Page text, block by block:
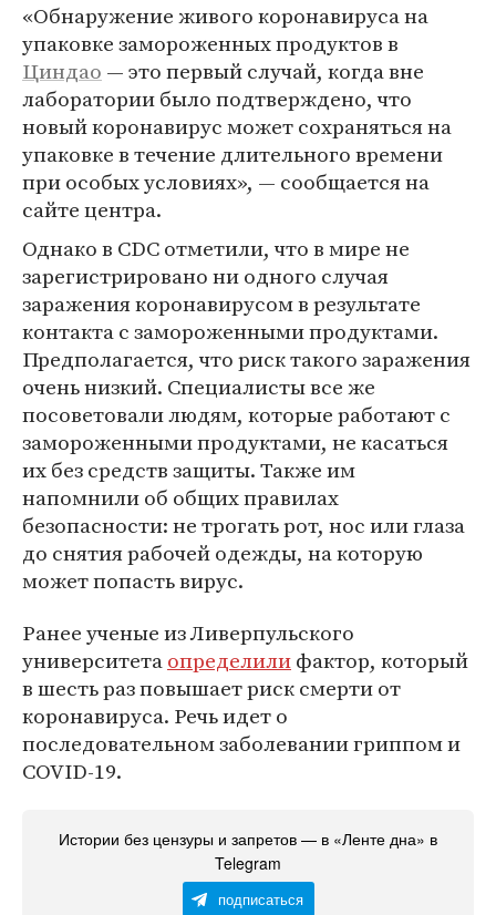
«Обнаружение живого коронавируса на
упаковке замороженных продуктов в
Циндао — это первый случай, когда вне
лаборатории было подтверждено, что
новый коронавирус может сохраняться на
упаковке в течение длительного времени
при особых условиях», — сообщается на
сайте центра.
Однако в CDC отметили, что в мире не
зарегистрировано ни одного случая
заражения коронавирусом в результате
контакта с замороженными продуктами.
Предполагается, что риск такого заражения
очень низкий. Специалисты все же
посоветовали людям, которые работают с
замороженными продуктами, не касаться
их без средств защиты. Также им
напомнили об общих правилах
безопасности: не трогать рот, нос или глаза
до снятия рабочей одежды, на которую
может попасть вирус.
Ранее ученые из Ливерпульского
университетаопределилифактор, который
в шесть раз повышает риск смерти от
коронавируса. Речь идет о
последовательном заболевании гриппом и
COVID-19.
Истории без цензуры и запретов — в «Ленте дна» в
Telegram
подписаться